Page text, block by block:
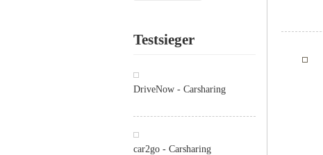
Testsieger
DriveNow - Carsharing
car2go - Carsharing